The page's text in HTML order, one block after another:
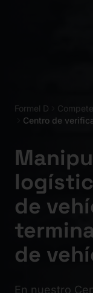
Formel D
Centro de
de
de
En nuestro